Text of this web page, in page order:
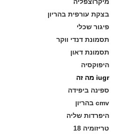
בצקת עורפית בהריון
פיגור שכלי
תסמונת דנדי ווקר
תסמונת דאון
היפוקסיה
iugr מה זה
ספינה ביפידה
cmv בהריון
היפרדות שליה
טריזומיה 18